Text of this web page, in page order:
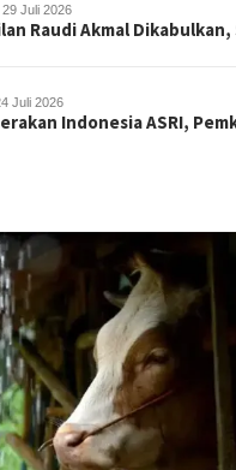
29 Juli 2026
Raudi Akmal
Juli 2026
Indonesia ASRI,